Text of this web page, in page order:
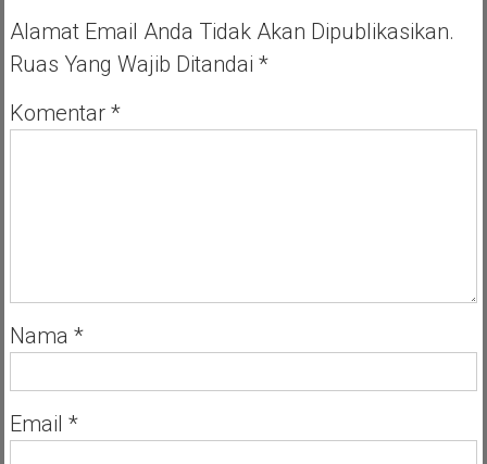
Pangandaran
oleh
Alamat Email Anda Tidak Akan Dipublikasikan.
Ruas Yang Wajib Ditandai *
Komentar *
Nama *
Email *